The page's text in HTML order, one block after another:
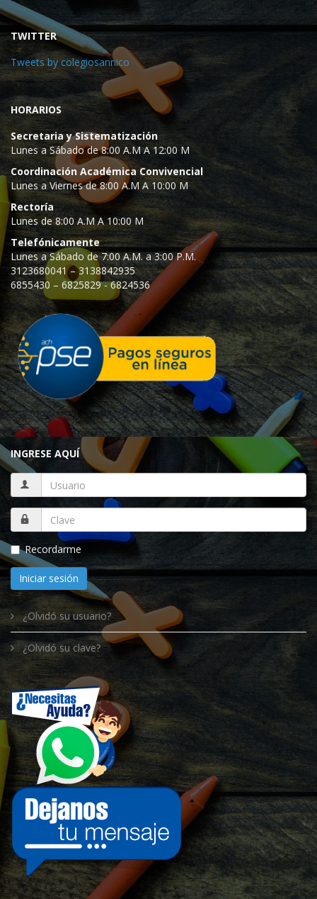
TWITTER
Tweets by colegiosannico
HORARIOS
Secretaria y Sistematización
Lunes a Sábado de 8:00 A.M A 12:00 M
Coordinación Académica Convivencial
Lunes a Viernes de 8:00 A.M A 10:00 M
Rectoría
Lunes de 8:00 A.M A 10:00 M
Telefónicamente
Lunes a Sábado de 7:00 A.M. a 3:00 P.M.
3123680041 – 3138842935
6855430 – 6825829 - 6824536
INGRESE AQUÍ
Recordarme
Iniciar sesión
¿Olvidó su usuario?
¿Olvidó su clave?